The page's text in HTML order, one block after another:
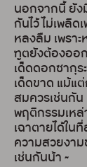
นอกจากนี้ ยัง
กันไว้ ไม่เพลิ
หลงลืม เพรา
ฑูตยังต้องออ
เด็ดดอกซากุ
เด็ดขาด แม้แ
สมควรเช่นกัน
พฤติกรรมเหล่
เฉาตายได้ใน
ความสวยงา
เช่นกันน้า ~